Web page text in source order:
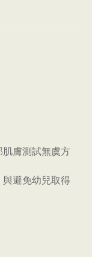
膚測試無虞方
避免幼兒取得